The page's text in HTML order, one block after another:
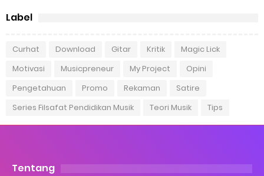
Label
Curhat Download Gitar Kritik
Magic Lick
Motivasi
Musicpreneur My Project
Opini
Pengetahuan
Promo Rekaman
Satire
Series Filsafat Pendidikan Musik
Teori Musik Tips
Tentang